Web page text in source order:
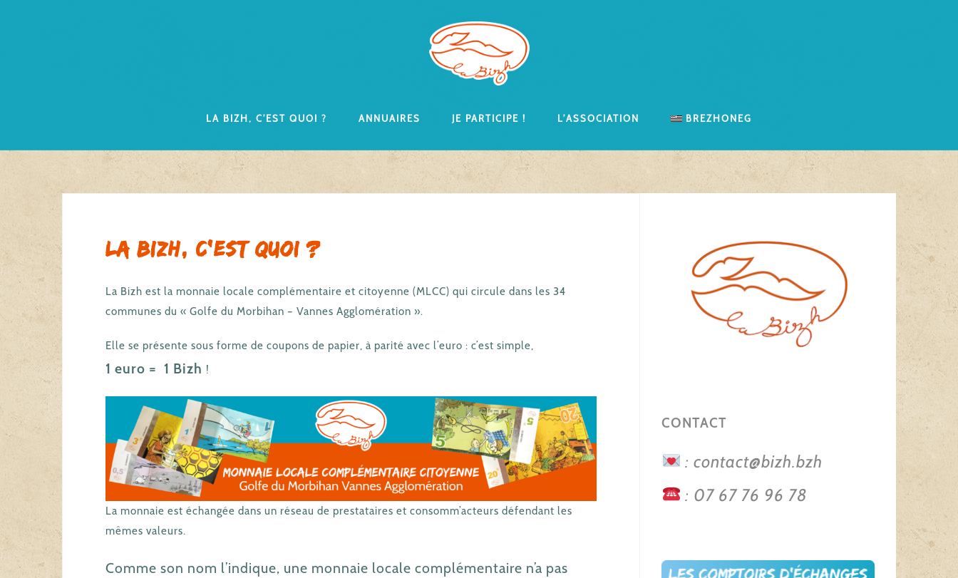
La Bizh, c’est quoi ? Annuaires Je participe ! L’association Brezhoneg
La Bizh, c’est quoi ?
La Bizh est la monnaie locale complémentaire et citoyenne (MLCC) qui circule dans les 34
communes du « Golfe du Morbihan – Vannes Agglomération ».
Elle se présente sous forme de coupons de papier, à parité avec l’euro : c’est simple,
1 euro = 1 Bizh !
La monnaie est échangée dans un réseau de prestataires et consomm’acteurs défendant les
mêmes valeurs.
Comme son nom l’indique, une monnaie locale complémentaire n’a pas
CONTACT
: contact@bizh.bzh
: 07 67 76 96 78